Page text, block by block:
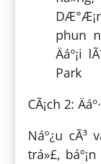
phun
Äáº¡i
Park
CÃ¡ch 2:
Náº¿u cÃ³
trá»£, báº¡n